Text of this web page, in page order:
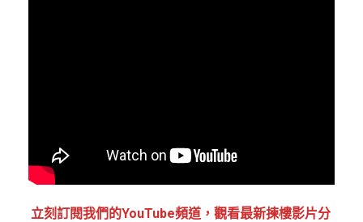
立刻訂閱我們的YouTube頻道，觀看最新揀樓影片分